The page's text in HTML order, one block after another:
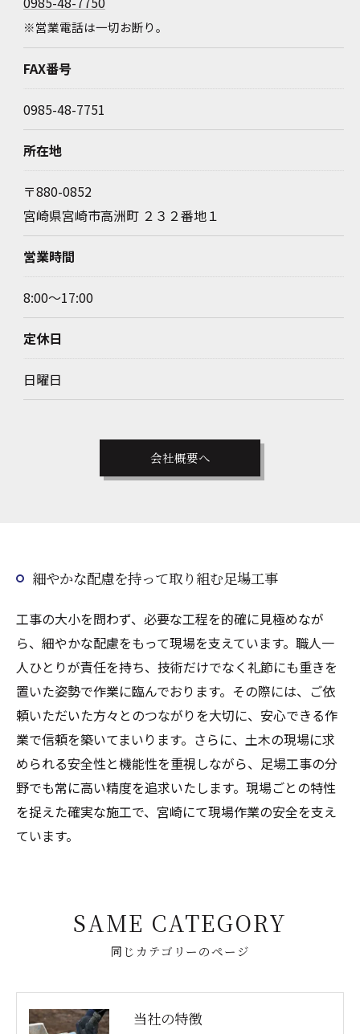
※営業電話は一切お断り。
FAX番号
0985-48-7751
所在地
〒880-0852
宮崎県宮崎市高洲町 ２３２番地１
営業時間
8:00～17:00
定休日
日曜日
会社概要へ
細やかな配慮を持って取り組む足場工事
工事の大小を問わず、必要な工程を的確に見極めなが
ら、細やかな配慮をもって現場を支えています。職人一
人ひとりが責任を持ち、技術だけでなく礼節にも重きを
置いた姿勢で作業に臨んでおります。その際には、ご依
頼いただいた方々とのつながりを大切に、安心できる作
業で信頼を築いてまいります。さらに、土木の現場に求
められる安全性と機能性を重視しながら、足場工事の分
野でも常に高い精度を追求いたします。現場ごとの特性
を捉えた確実な施工で、宮崎にて現場作業の安全を支え
ています。
同じカテゴリーのページ
SAME CATEGORY
当社の特徴